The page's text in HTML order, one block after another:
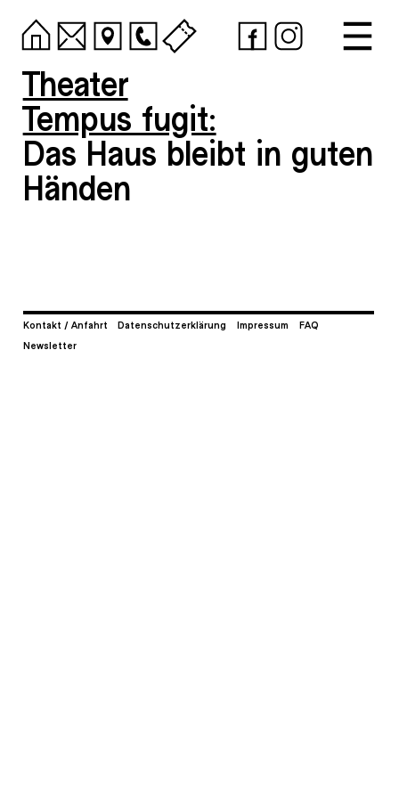
Theater
Tempus fugit:
Das Haus bleibt in guten
Händen
Kontakt / Anfahrt Datenschutzerklärung Impressum
FAQ
Newsletter